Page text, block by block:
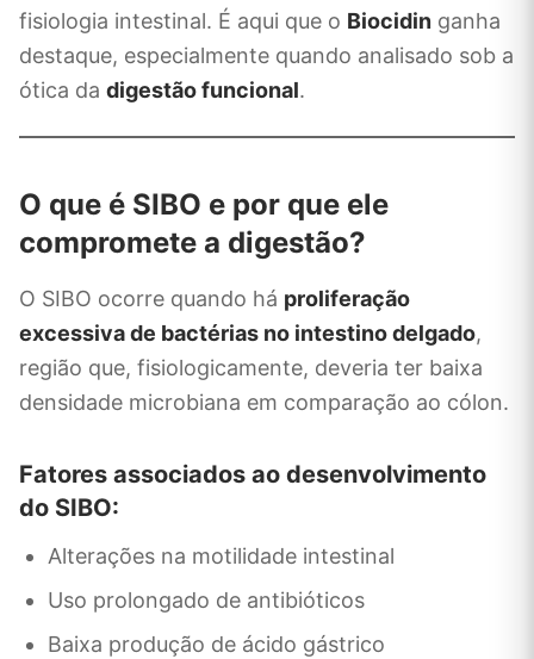
fisiologia intestinal. É aqui que o Biocidin ganha
destaque, especialmente quando analisado sob a
ótica da digestão funcional.
O que é SIBO e por que ele
compromete a digestão?
O SIBO ocorre quando há proliferação
excessiva de bactérias no intestino delgado,
região que, fisiologicamente, deveria ter baixa
densidade microbiana em comparação ao cólon.
Fatores associados ao desenvolvimento
do SIBO:
Alterações na motilidade intestinal
Uso prolongado de antibióticos
Baixa produção de ácido gástrico